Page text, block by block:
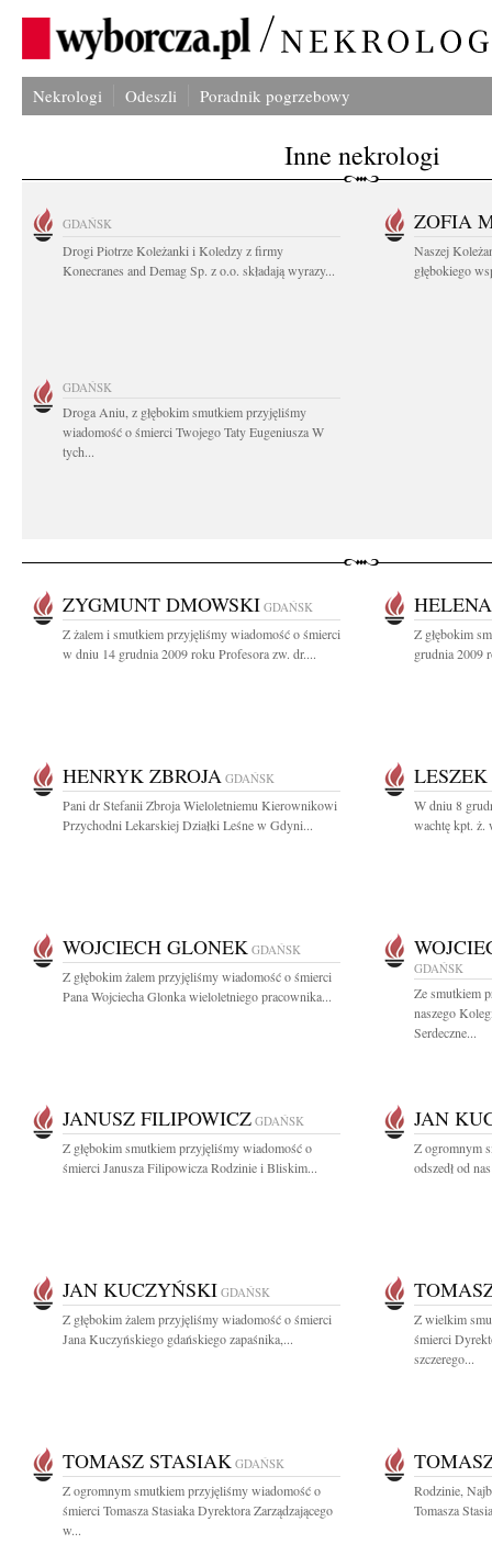
Nekrologi Odeszli Poradnik pogrzebowy
Inne nekrologi
GDAŃSK
Drogi Piotrze Koleżanki i Koledzy z firmy
Konecranes and Demag Sp. z o.o. składają wyrazy...
ZOFIA
Naszej
głębokiego
GDAŃSK
Droga Aniu, z głębokim smutkiem przyjęliśmy
wiadomość o śmierci Twojego Taty Eugeniusza W
tych...
ZYGMUNT DMOWSKI GDAŃSK
Z żalem i smutkiem przyjęliśmy wiadomość o śmierci
w dniu 14 grudnia 2009 roku Profesora zw. dr....
Z głębokim
grudnia 2009
HENRYK ZBROJA GDAŃSK
Pani dr Stefanii Zbroja Wieloletniemu Kierownikowi
Przychodni Lekarskiej Działki Leśne w Gdyni...
W dniu 8
wachtę kpt. ż.
WOJCIECH GLONEK GDAŃSK
Z głębokim żalem przyjęliśmy wiadomość o śmierci
Pana Wojciecha Glonka wieloletniego pracownika...
GDAŃSK
Ze smutkiem
naszego
Serdeczne...
JANUSZ FILIPOWICZ GDAŃSK
Z głębokim smutkiem przyjęliśmy wiadomość o
śmierci Janusza Filipowicza Rodzinie i Bliskim...
JAN
Z ogromnym
odszedł od
JAN KUCZYŃSKI GDAŃSK
Z głębokim żalem przyjęliśmy wiadomość o śmierci
Jana Kuczyńskiego gdańskiego zapaśnika,...
Z wielkim
śmierci
szczerego...
TOMASZ STASIAK GDAŃSK
Z ogromnym smutkiem przyjęliśmy wiadomość o
śmierci Tomasza Stasiaka Dyrektora Zarządzającego
w...
Rodzinie,
Tomasza